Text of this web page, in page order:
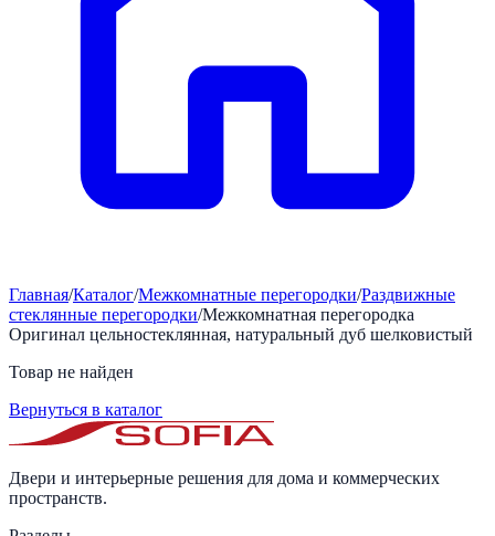
Главная/Каталог/Межкомнатные перегородки/Раздвижные
стеклянные перегородки/Межкомнатная перегородка
Оригинал цельностеклянная, натуральный дуб шелковистый
Товар не найден
Вернуться в каталог
Двери и интерьерные решения для дома и коммерческих
пространств.